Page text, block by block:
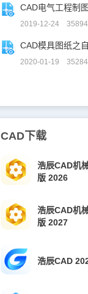
CAD电气工程制
2019-12-24 35894
CAD模具图纸之
2020-01-19 35284
CAD下载
浩辰CAD机
版 2026
浩辰CAD机
版 2027
浩辰CAD